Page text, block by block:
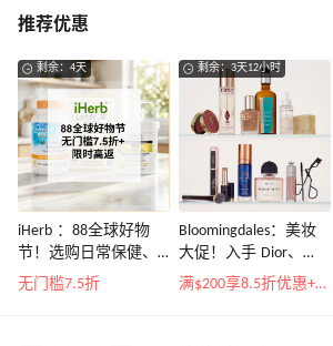
推荐优惠
剩余：4天
iHerb ：88全球好物
节！选购日常保健、
健身补剂、护肤洗护
无门槛7.5折
剩余：3天12小时
Bloomingdales：美妆
大促！入手 Dior、
Prada、TF 等
满$200享8.5折优惠+部分送好礼